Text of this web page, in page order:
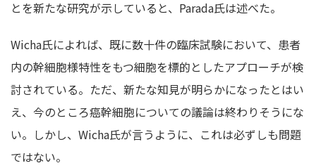
とを新たな研究が示していると、Parada氏は述べた。
Wicha氏によれば、既に数十件の臨床試験において、患者
内の幹細胞様特性をもつ細胞を標的としたアプローチが検
討されている。ただ、新たな知見が明らかになったとはい
え、今のところ癌幹細胞についての議論は終わりそうにな
い。しかし、Wicha氏が言うように、これは必ずしも問題
ではない。